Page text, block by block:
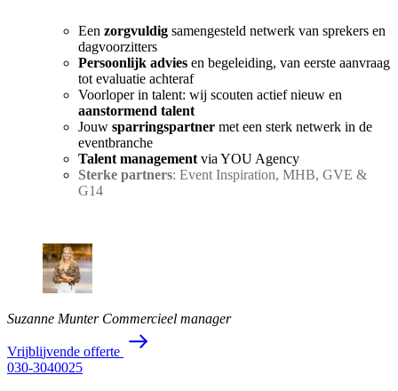
Een zorgvuldig samengesteld netwerk van sprekers en
dagvoorzitters
Persoonlijk advies en begeleiding, van eerste aanvraag
tot evaluatie achteraf
Voorloper in talent: wij scouten actief nieuw en
aanstormend talent
Jouw sparringspartner met een sterk netwerk in de
eventbranche
Talent managementvia YOU Agency
Sterke partners: Event Inspiration, MHB, GVE &
G14
Suzanne Munter Commercieel manager
Vrijblijvende offerte
030-3040025